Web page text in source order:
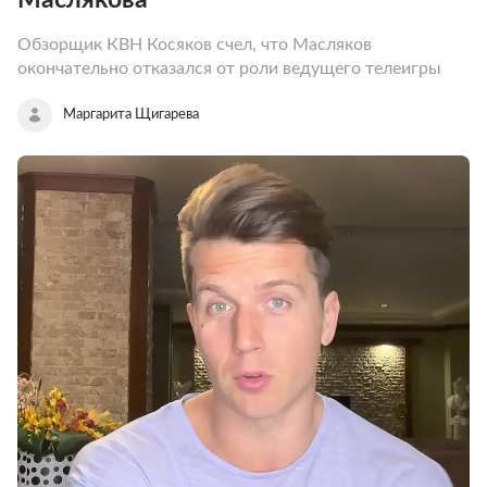
Обзорщик КВН Косяков счел, что Масляков
окончательно отказался от роли ведущего телеигры
Маргарита Щигарева